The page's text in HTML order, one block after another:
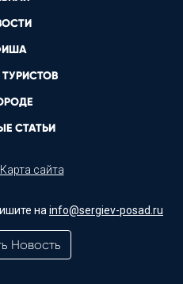
СТАТЬИ
Карта сайта
на info@sergiev-posad.ru
Новость